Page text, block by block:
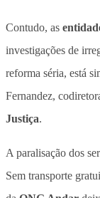
Contudo, as
investigações de
reforma séria, está
Fernandez,
Justiça.
A paralisação dos
Sem transporte